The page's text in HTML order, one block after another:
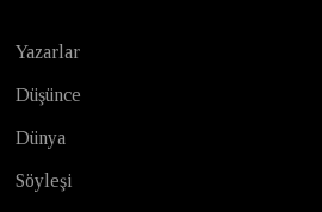
Yazarlar
Düşünce
Dünya
Söyleşi